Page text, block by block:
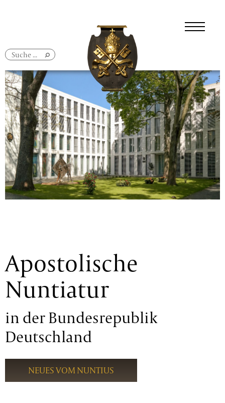
Apostolische
Nuntiatur
in der Bundesrepublik
Deutschland
NEUES VOM NUNTIUS